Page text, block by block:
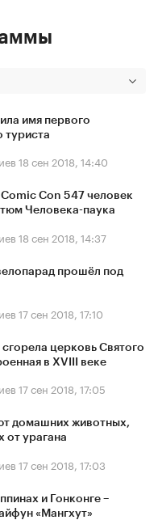
имя первого
туриста
18 сен 2018, 14:40
Con 547 человек
Человека-паука
18 сен 2018, 14:37
прошёл под
17 сен 2018, 17:10
церковь Святого
в XVIII веке
17 сен 2018, 17:05
домашних животных,
от урагана
17 сен 2018, 17:03
и Гонконге –
«Мангхут»